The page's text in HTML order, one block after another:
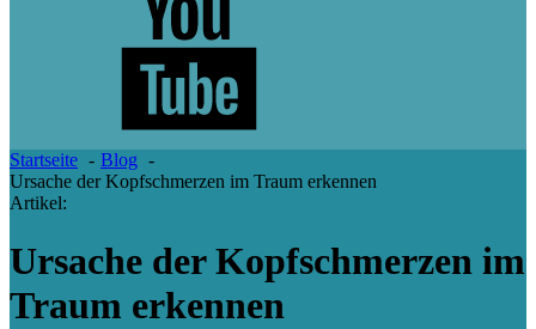
Startseite
Blog
Ursache der Kopfschmerzen im Traum erkennen
Artikel:
Ursache der Kopfschmerzen im
Traum erkennen